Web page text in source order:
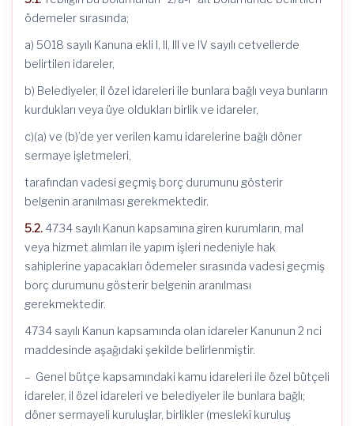
ödemeler sırasında;
a) 5018 sayılı Kanuna ekli I, II, III ve IV sayılı cetvellerde
belirtilen idareler,
b) Belediyeler, il özel idareleri ile bunlara bağlı veya bunların
kurdukları veya üye oldukları birlik ve idareler,
c)(a) ve (b)’de yer verilen kamu idarelerine bağlı döner
sermaye işletmeleri,
tarafından vadesi geçmiş borç durumunu gösterir
belgenin aranılması gerekmektedir.
5.2. 4734 sayılı Kanun kapsamına giren kurumların, mal
veya hizmet alımları ile yapım işleri nedeniyle hak
sahiplerine yapacakları ödemeler sırasında vadesi geçmiş
borç durumunu gösterir belgenin aranılması
gerekmektedir.
4734 sayılı Kanun kapsamında olan idareler Kanunun 2 nci
maddesinde aşağıdaki şekilde belirlenmiştir.
– Genel bütçe kapsamındaki kamu idareleri ile özel bütçeli
idareler, il özel idareleri ve belediyeler ile bunlara bağlı;
döner sermayeli kuruluşlar, birlikler (meslekî kuruluş